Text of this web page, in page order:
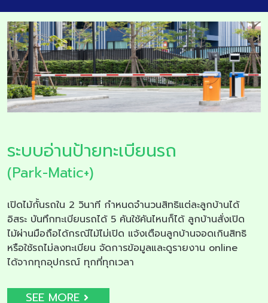
ระบบอ่านป้ายทะเบียนรถ
(Park-Matic+)
เปิดไม้กั้นรถใน 2 วินาที กำหนดจำนวนสิทธิแต่ละลูกบ้านได้
อิสระ บันทึกทะเบียนรถได้ 5 คันใช้คันไหนก็ได้ ลูกบ้านสั่งเปิด
ไม้ผ่านมือถือได้กรณีไม้ไม่เปิด แจ้งเตือนลูกบ้านจอดเกินสิทธิ
หรือใช้รถไม่ลงทะเบียน จัดการข้อมูลและดูรายงาน online
ได้จากทุกอุปกรณ์ ทุกที่ทุกเวลา
SEE MORE